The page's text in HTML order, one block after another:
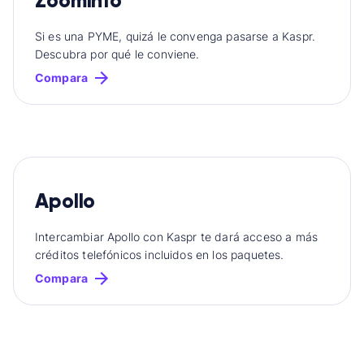
Si es una PYME, quizá le convenga pasarse a Kaspr.
Descubra por qué le conviene.
Compara
Apollo
Intercambiar Apollo con Kaspr te dará acceso a más
créditos telefónicos incluidos en los paquetes.
Compara